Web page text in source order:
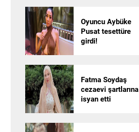
Oyuncu Aybüke
Pusat tesettüre
girdi!
Fatma Soydaş
cezaevi şartlarına
isyan etti